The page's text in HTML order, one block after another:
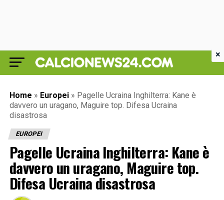
Home » Europei » Pagelle Ucraina Inghilterra: Kane è
davvero un uragano, Maguire top. Difesa Ucraina
disastrosa
EUROPEI
Pagelle Ucraina Inghilterra: Kane è
davvero un uragano, Maguire top.
Difesa Ucraina disastrosa
×